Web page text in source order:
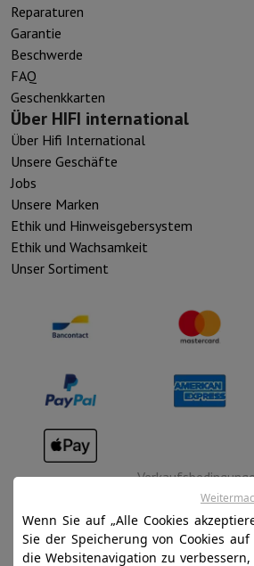
Reparaturen
Garantie
Beschwerde
FAQ
Geschenkkarten
Über HIFI international
Über Hifi International
Unsere Geschäfte
Jobs
Unsere Marken
Ethik und Hinweisgebersystem
Ethik und Wachsamkeit
Unser Sortiment
Datenschutz
Disclaimer
Wenn Sie auf „Alle Cookies
Sie der Speicherung von Cookies
die Websitenavigation zu